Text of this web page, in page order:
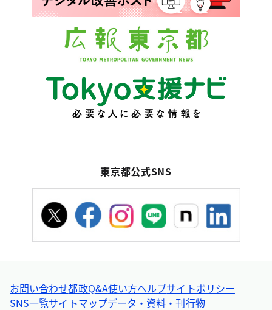
東京都公式SNS
お問い合わせ都政Q&A使い方ヘルプサイトポリシー
SNS一覧サイトマップデータ・資料・刊行物